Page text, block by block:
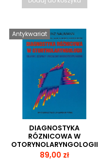
ANATOMICZNYCH
Antykwariat
DIAGNOSTYKA
RÓZNICOWA W
OTORYNOLARYNGOLOGII
Cena
89,00 zł